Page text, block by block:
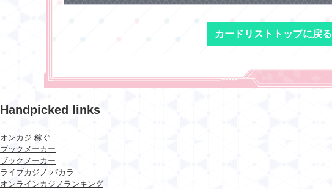
カードリストトップに戻る
Handpicked links
オンカジ 稼ぐ
ブックメーカー
ブックメーカー
ライブカジノ バカラ
オンラインカジノランキング